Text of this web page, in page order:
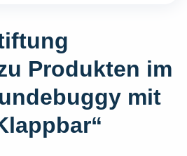
Produkten im
mit